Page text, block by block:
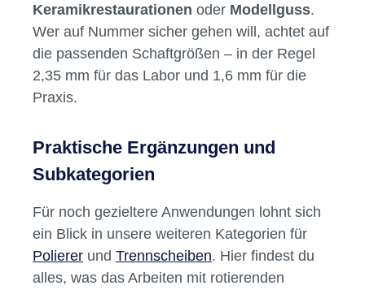
Keramikrestaurationen oder Modellguss.
Wer auf Nummer sicher gehen will, achtet auf
die passenden Schaftgrößen – in der Regel
2,35 mm für das Labor und 1,6 mm für die
Praxis.
Praktische Ergänzungen und
Subkategorien
Für noch gezieltere Anwendungen lohnt sich
ein Blick in unsere weiteren Kategorien für
Polierer und Trennscheiben. Hier findest du
alles, was das Arbeiten mit rotierenden